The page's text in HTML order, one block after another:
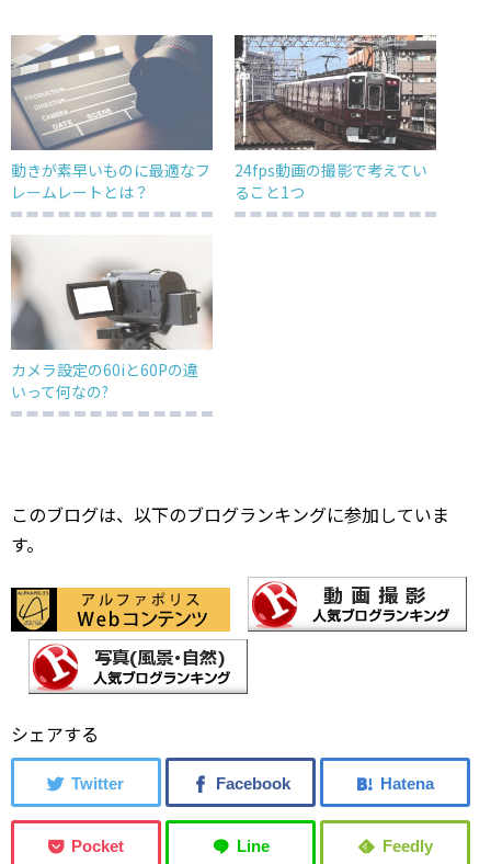
動きが素早いものに最適なフ
レームレートとは？
24fps動画の撮影で考えてい
ること1つ
カメラ設定の60iと60Pの違
いって何なの?
このブログは、以下のブログランキングに参加していま
す。
シェアする